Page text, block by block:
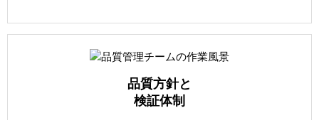
品質方針と
検証体制